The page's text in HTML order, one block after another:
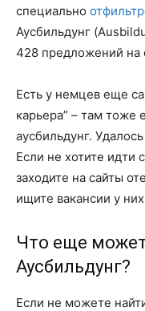
специально
Аусбильдунг
428 предложений на
Есть у немцев еще
карьера” – там тоже
аусбильдунг.
Если не хотите идти
заходите на сайты
ищите вакансии у
Что еще
Аусбильдунг?
Если не можете